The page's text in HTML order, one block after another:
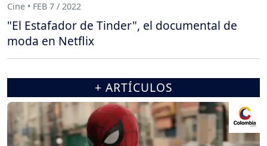
Cine • FEB 7 / 2022
"El Estafador de Tinder", el documental de
moda en Netflix
+ ARTÍCULOS